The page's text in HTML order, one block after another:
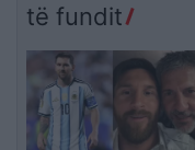
të fundit